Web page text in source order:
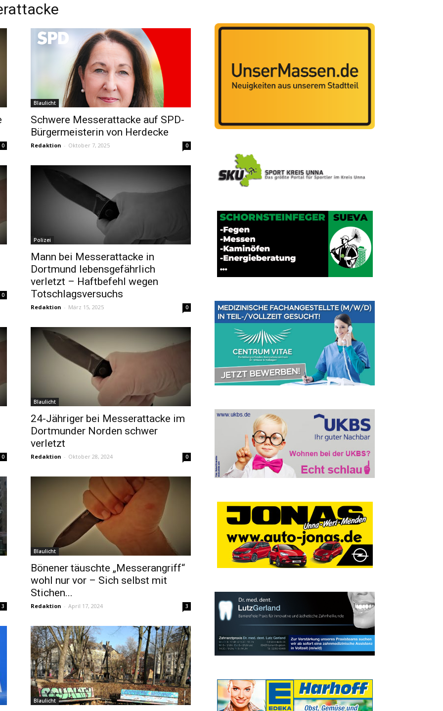
0
Blaulicht
Schwere Messerattacke auf SPD-
Bürgermeisterin von Herdecke
Redaktion - Oktober 7, 2025 0
0
Polizei
Mann bei Messerattacke in
Dortmund lebensgefährlich
verletzt – Haftbefehl wegen
Totschlagsversuchs
Redaktion - März 15, 2025 0
0
Blaulicht
24-Jähriger bei Messerattacke im
Dortmunder Norden schwer
verletzt
Redaktion - Oktober 28, 2024 0
3
Blaulicht
Bönener täuschte „Messerangriff“
wohl nur vor – Sich selbst mit
Stichen...
Redaktion - April 17, 2024 3
Blaulicht